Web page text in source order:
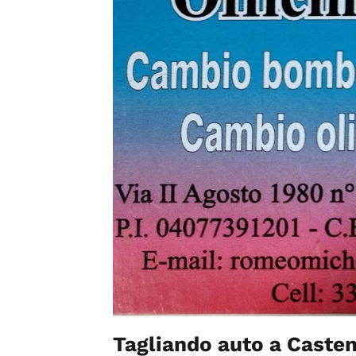
Tagliando auto a